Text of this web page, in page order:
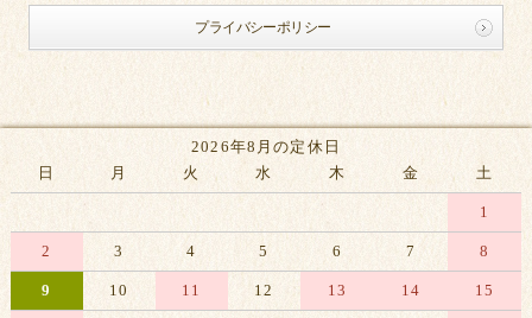
プライバシーポリシー
2026年8月の定休日
日
月 火 水 木 金 土
1
2 3 4 5 6 7 8
9 10 11 12 13 14 15